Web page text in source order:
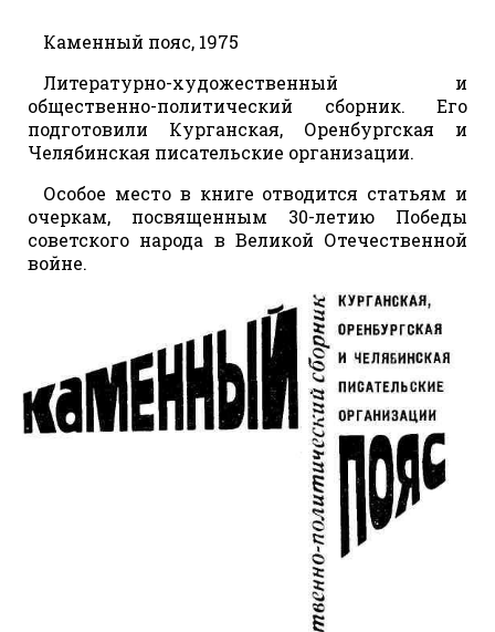
Каменный пояс, 1975
Литературно-художественный и
общественно-политический сборник. Его
подготовили Курганская, Оренбургская и
Челябинская писательские организации.
Особое место в книге отводится статьям и
очеркам, посвященным 30-летию Победы
советского народа в Великой Отечественной
войне.